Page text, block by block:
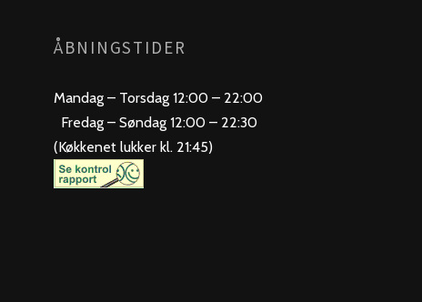
ÅBNINGSTIDER
Mandag – Torsdag 12:00 – 22:00
Fredag – Søndag 12:00 – 22:30
(Køkkenet lukker kl. 21:45)